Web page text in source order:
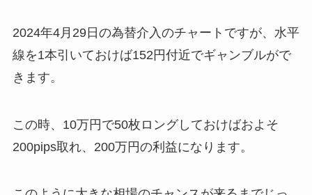
2024年4月29日の為替介入のチャートですが、水平
線を1本引いておけば152円付近でギャンブルがで
きます。
この時、10万円で50枚ロングしておけばおよそ
200pips取れ、200万円の利益になります。